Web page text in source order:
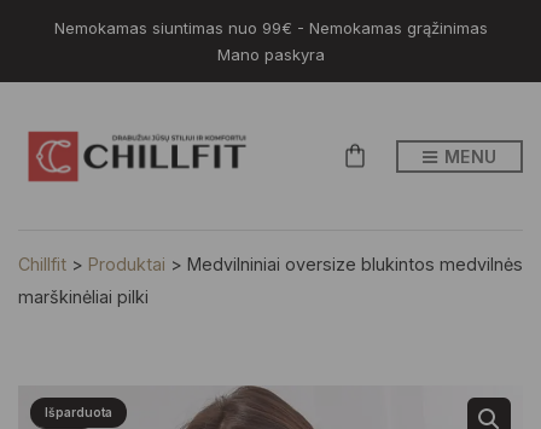
Nemokamas siuntimas nuo 99€ - Nemokamas grąžinimas
Mano paskyra
MENU
Chillfit > Produktai > Medvilniniai oversize blukintos medvilnės
marškinėliai pilki
-30%
Naujiena
Išparduota